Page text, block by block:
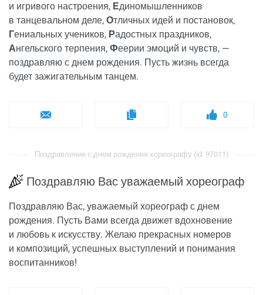
и игривого настроения, Единомышленников
в танцевальном деле, Отличных идей и постановок,
Гениальных учеников, Радостных праздников,
Ангельского терпения, Феерии эмоций и чувств, —
поздравляю с днем рождения. Пусть жизнь всегда
будет зажигательным танцем.
0
Поздравление с днем рождения хореографу (id: 97011)
Поздравляю Вас уважаемый хореограф
Поздравляю Вас, уважаемый хореограф с днем
рождения. Пусть Вами всегда движет вдохновение
и любовь к искусству. Желаю прекрасных номеров
и композиций, успешных выступлений и понимания
воспитанников!